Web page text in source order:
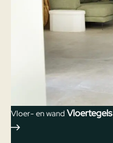
Vloer- en wand Vloertegels